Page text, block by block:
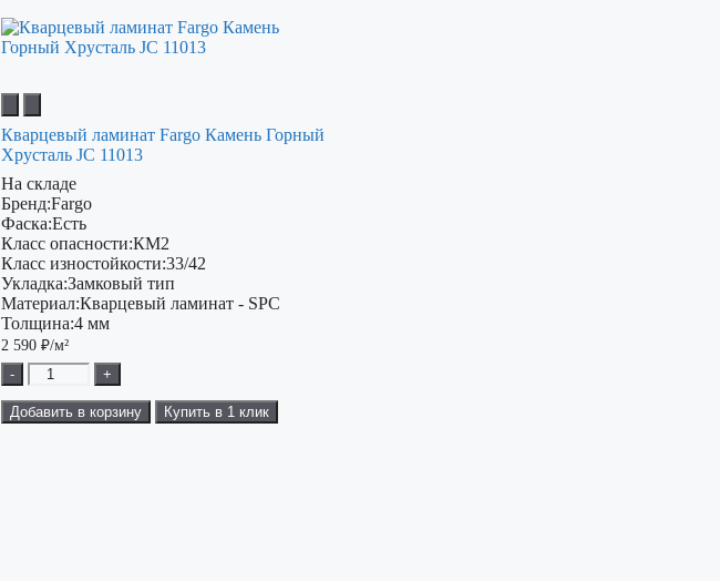
Кварцевый ламинат Fargo Камень Горный
Хрусталь JC 11013
На складе
Бренд:Fargo
Фаска:Есть
Класс опасности:КМ2
Класс изностойкости:33/42
Укладка:Замковый тип
Материал:Кварцевый ламинат - SPC
Толщина:4 мм
2 590 ₽/м²
-
+
Добавить в корзину Купить в 1 клик